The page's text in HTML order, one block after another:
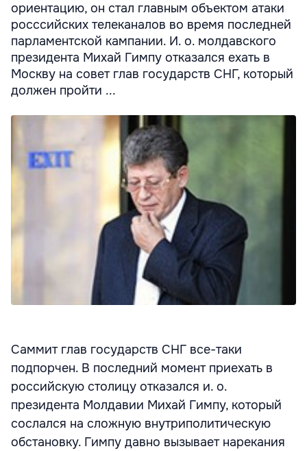
ориентацию, он стал главным объектом атаки
росссийских телеканалов во время последней
парламентской кампании. И. о. молдавского
президента Михай Гимпу отказался ехать в
Москву на совет глав государств СНГ, который
должен пройти ...
Саммит глав государств СНГ все-таки
подпорчен. В последний момент приехать в
российскую столицу отказался и. о.
президента Молдавии Михай Гимпу, который
сослался на сложную внутриполитическую
обстановку. Гимпу давно вызывает нарекания